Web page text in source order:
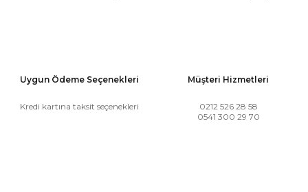
Uygun Ödeme Seçenekleri
Kredi kartına taksit seçenekleri
Müşteri Hizmetleri
0212 526 28 58
0541 300 29 70